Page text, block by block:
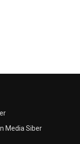
Media Siber